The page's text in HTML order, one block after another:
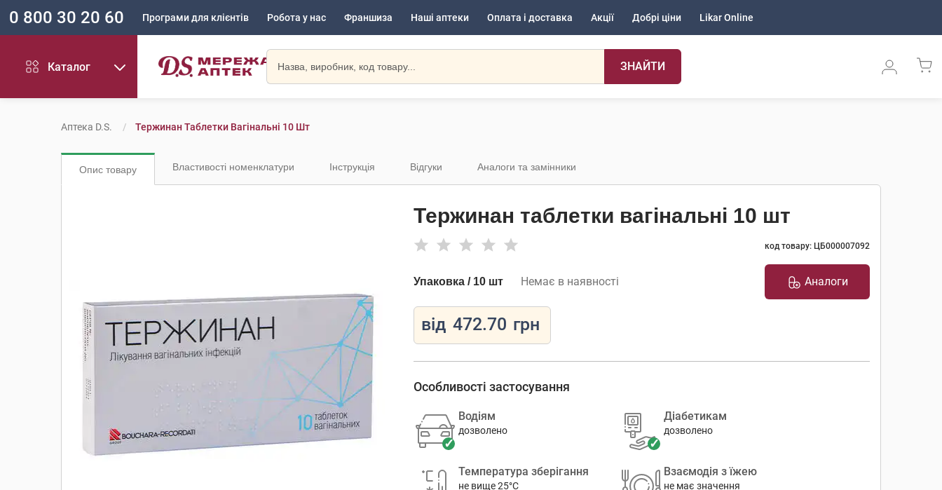
0 800 30 20 60 Програми для клієнтів Робота у нас Франшиза Наші аптеки Оплата і доставка Акції Добрі ціни Likar Online
Каталог ЗНАЙТИ
Аптека D.S. Тержинан Таблетки Вагінальні 10 Шт
Опис товару Властивості номенклатури Інструкція Відгуки Аналоги та замінники
Тержинан таблетки вагінальні 10 шт
код товару: ЦБ000007092
Упаковка / 10 шт Немає в наявності Аналоги
від 472.70 грн
Особливості застосування
Водіям
дозволено
Діабетикам
дозволено
Температура зберігання
не вище 25°C
Взаємодія з їжею
не має значення